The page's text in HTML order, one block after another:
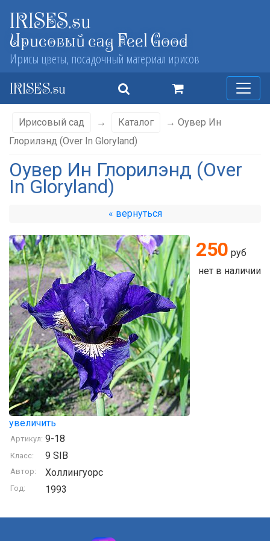
IRISES.su
Ирисовый сад Feel Good
Ирисы цветы, посадочный материал ирисов
IRISES.su
Ирисовый сад → Каталог
→ Оувер Ин
Глорилэнд (Over In Gloryland)
Оувер Ин Глорилэнд (Over
In Gloryland)
« вернуться
увеличить
250 руб
нет в наличии
Артикул: 9-18
Класс: 9 SIB
Автор: Холлингуорс
Год: 1993